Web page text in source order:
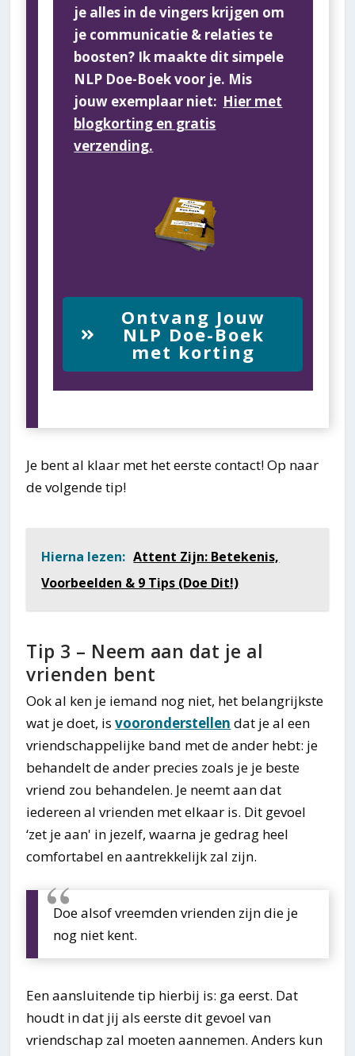
je alles in de vingers krijgen om
je communicatie & relaties te
boosten? Ik maakte dit simpele
NLP Doe-Boek voor je. Mis
jouw exemplaar niet: Hier met
blogkorting en gratis
verzending.
Ontvang Jouw
NLP Doe-Boek
met korting
Je bent al klaar met het eerste contact! Op naar
de volgende tip!
Hierna lezen: Attent Zijn: Betekenis,
Voorbeelden & 9 Tips (Doe Dit!)
Tip 3 – Neem aan dat je al
vrienden bent
Ook al ken je iemand nog niet, het belangrijkste
wat je doet, isvooronderstellen dat je al een
vriendschappelijke band met de ander hebt: je
behandelt de ander precies zoals je je beste
vriend zou behandelen. Je neemt aan dat
iedereen al vrienden met elkaar is. Dit gevoel
‘zet je aan' in jezelf, waarna je gedrag heel
comfortabel en aantrekkelijk zal zijn.
Doe alsof vreemden vrienden zijn die je
nog niet kent.
Een aansluitende tip hierbij is: ga eerst. Dat
houdt in dat jij als eerste dit gevoel van
vriendschap zal moeten aannemen. Anders kun